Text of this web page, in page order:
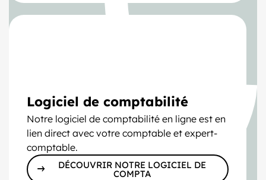
Logiciel de comptabilité
Notre logiciel de comptabilité en ligne est en
lien direct avec votre comptable et expert-
comptable.
DÉCOUVRIR NOTRE LOGICIEL DE
COMPTA